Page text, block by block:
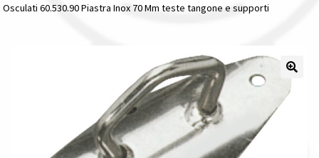
Contatti
Condizioni generali
Osculati 60.530.90 Piastra Inox 70 Mm teste tangone e supporti